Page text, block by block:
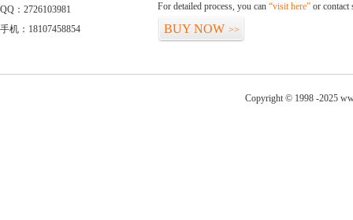
QQ：2726103981
手机：18107458854
For detailed process, you can “visit here” or contact
BUY NOW >>
Copyright © 1998 -2025